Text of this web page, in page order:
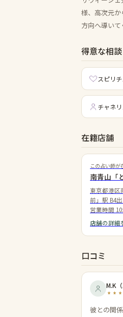
様、高次元
方向へ導いて
得意な相談
スピリ
チャネ
在籍店舗
この占い師が
南青山「
東京都港区
前」駅 B4
営業時間
店舗の詳細
口コミ
M.K （
彼との関